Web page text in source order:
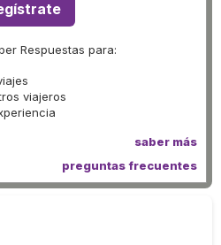
Respuestas para:
viajeros
saber más
preguntas frecuentes